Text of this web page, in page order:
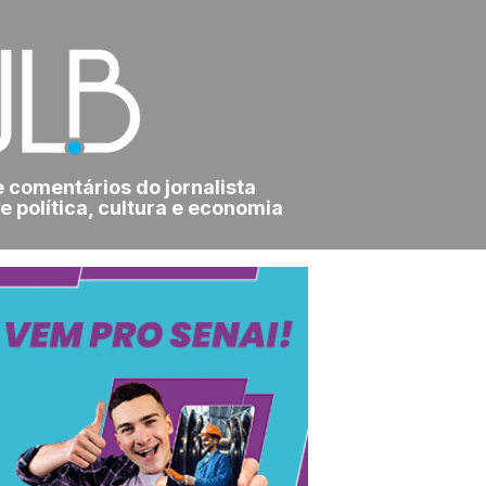
comentários do jornalista
política, cultura e economia